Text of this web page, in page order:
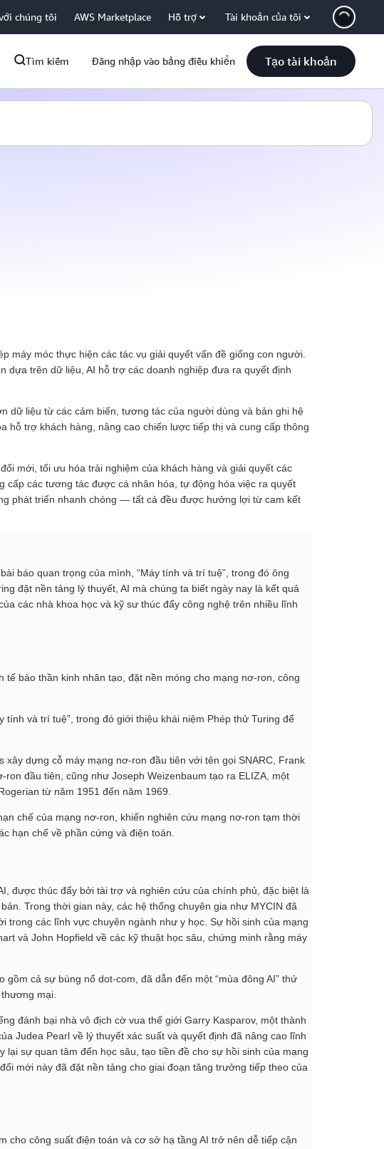
chúng tôi AWS Marketplace Hỗ trợ Tài khoản của tôi
Tìm kiếm Đăng nhập vào bảng điều khiển Tạo tài khoản
máy móc thực hiện các tác vụ giải quyết vấn đề giống con người.
trên dữ liệu, AI hỗ trợ các doanh nghiệp đưa ra quyết định
dữ liệu từ các cảm biến, tương tác của người dùng và bản ghi hệ
hỗ trợ khách hàng, nâng cao chiến lược tiếp thị và cung cấp thông
mới, tối ưu hóa trải nghiệm của khách hàng và giải quyết các
cấp các tương tác được cá nhân hóa, tự động hóa việc ra quyết
phát triển nhanh chóng — tất cả đều được hưởng lợi từ cam kết
báo quan trọng của mình, “Máy tính và trí tuệ”, trong đó ông
đặt nền tảng lý thuyết, AI mà chúng ta biết ngày nay là kết quả
các nhà khoa học và kỹ sư thúc đẩy công nghệ trên nhiều lĩnh
tế bào thần kinh nhân tạo, đặt nền móng cho mạng nơ-ron, công
tính và trí tuệ”, trong đó giới thiệu khái niệm Phép thử Turing để
dựng cỗ máy mạng nơ-ron đầu tiên với tên gọi SNARC, Frank
đầu tiên, cũng như Joseph Weizenbaum tạo ra ELIZA, một
từ năm 1951 đến năm 1969.
chế của mạng nơ-ron, khiến nghiên cứu mạng nơ-ron tạm thời
hạn chế về phần cứng và điện toán.
được thúc đẩy bởi tài trợ và nghiên cứu của chính phủ, đặc biệt là
Trong thời gian này, các hệ thống chuyên gia như MYCIN đã
các lĩnh vực chuyên ngành như y học. Sự hồi sinh của mạng
và John Hopfield về các kỹ thuật học sâu, chứng minh rằng máy
cả sự bùng nổ dot-com, đã dẫn đến một “mùa đông AI” thứ
mại.
đánh bại nhà vô địch cờ vua thế giới Garry Kasparov, một thành
Judea Pearl về lý thuyết xác suất và quyết định đã nâng cao lĩnh
sự quan tâm đến học sâu, tạo tiền đề cho sự hồi sinh của mạng
mới này đã đặt nền tảng cho giai đoạn tăng trưởng tiếp theo của
cho công suất điện toán và cơ sở hạ tầng AI trở nên dễ tiếp cận